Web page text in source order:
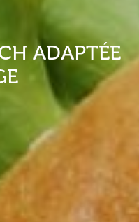
ADAPTÉE